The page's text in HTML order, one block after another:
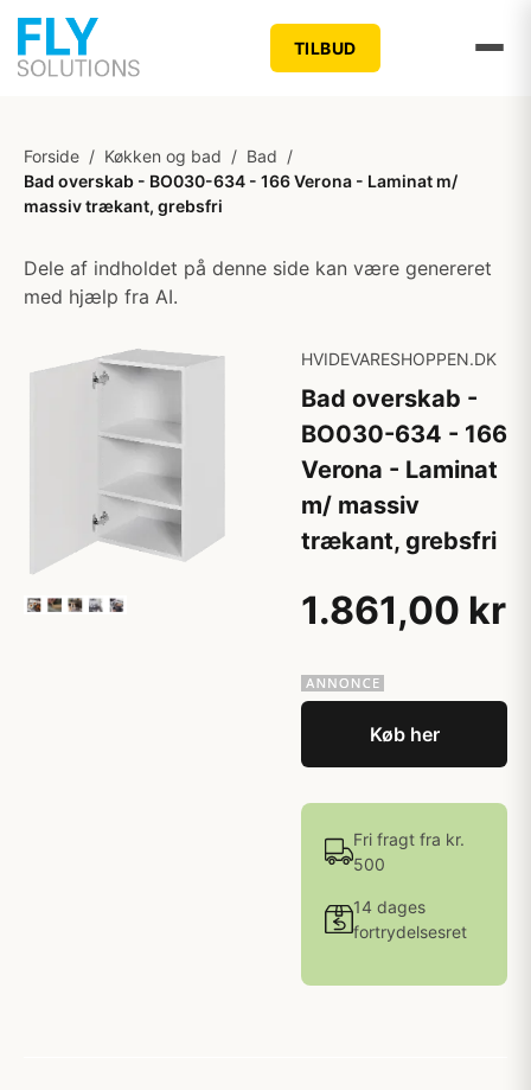
TILBUD
Forside / Køkken og bad / Bad /
Bad overskab - BO030-634 - 166 Verona - Laminat m/
massiv trækant, grebsfri
Dele af indholdet på denne side kan være genereret
med hjælp fra AI.
HVIDEVARESHOPPEN.DK
Bad overskab -
BO030-634 - 166
Verona - Laminat
m/ massiv
trækant, grebsfri
1.861,00 kr
Køb her
Fri fragt fra kr.
500
14 dages
fortrydelsesret